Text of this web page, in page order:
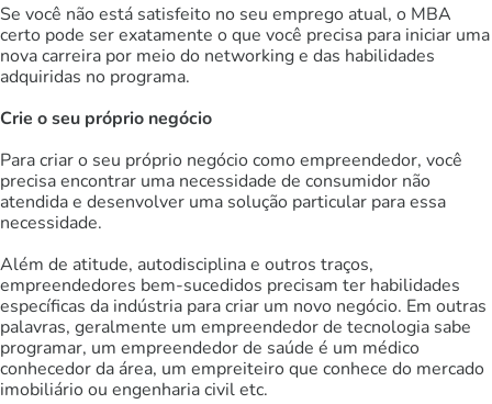
Se você não está satisfeito no seu emprego atual, o MBA
certo pode ser exatamente o que você precisa para iniciar uma
nova carreira por meio do networking e das habilidades
adquiridas no programa.
Crie o seu próprio negócio
Para criar o seu próprio negócio como empreendedor, você
precisa encontrar uma necessidade de consumidor não
atendida e desenvolver uma solução particular para essa
necessidade.
Além de atitude, autodisciplina e outros traços,
empreendedores bem-sucedidos precisam ter habilidades
específicas da indústria para criar um novo negócio. Em outras
palavras, geralmente um empreendedor de tecnologia sabe
programar, um empreendedor de saúde é um médico
conhecedor da área, um empreiteiro que conhece do mercado
imobiliário ou engenharia civil etc.